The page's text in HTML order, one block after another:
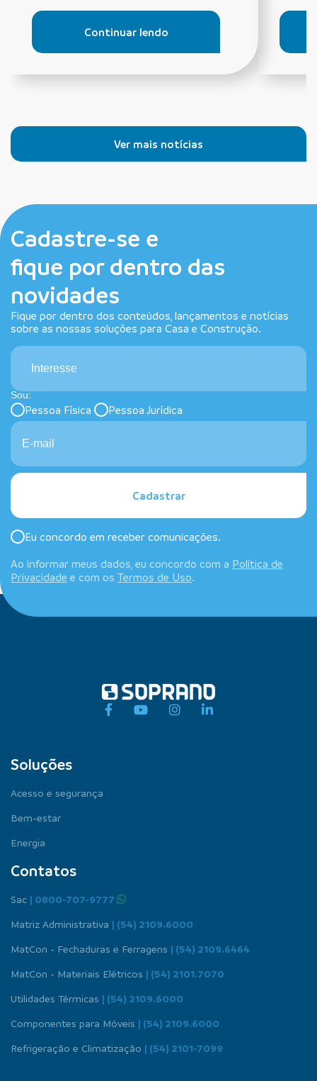
Continuar lendo
Ver mais notícias
Cadastre-se e
fique por dentro das
novidades
Fique por dentro dos conteúdos, lançamentos e notícias
sobre as nossas soluções para Casa e Construção.
Interesse
Sou:
Pessoa Física Pessoa Jurídica
Cadastrar
Eu concordo em receber comunicações.
Ao informar meus dados, eu concordo com a Política de
Privacidade e com os Termos de Uso.
Soluções
Acesso e segurança
Bem-estar
Energia
Contatos
Sac | 0800-707-9777
Matriz Administrativa | (54) 2109.6000
MatCon - Fechaduras e Ferragens | (54) 2109.6464
MatCon - Materiais Elétricos | (54) 2101.7070
Utilidades Térmicas | (54) 2109.6000
Componentes para Móveis | (54) 2109.6000
Refrigeração e Climatização | (54) 2101-7099